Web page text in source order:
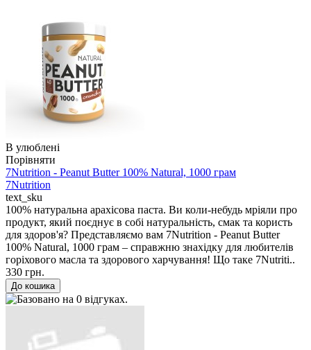
В улюблені
Порівняти
7Nutrition - Peanut Butter 100% Natural, 1000 грам
7Nutrition
text_sku
100% натуральна арахісова паста. Ви коли-небудь мріяли про
продукт, який поєднує в собі натуральність, смак та користь
для здоров'я? Представляємо вам 7Nutrition - Peanut Butter
100% Natural, 1000 грам – справжню знахідку для любителів
горіхового масла та здорового харчування! Що таке 7Nutriti..
330 грн.